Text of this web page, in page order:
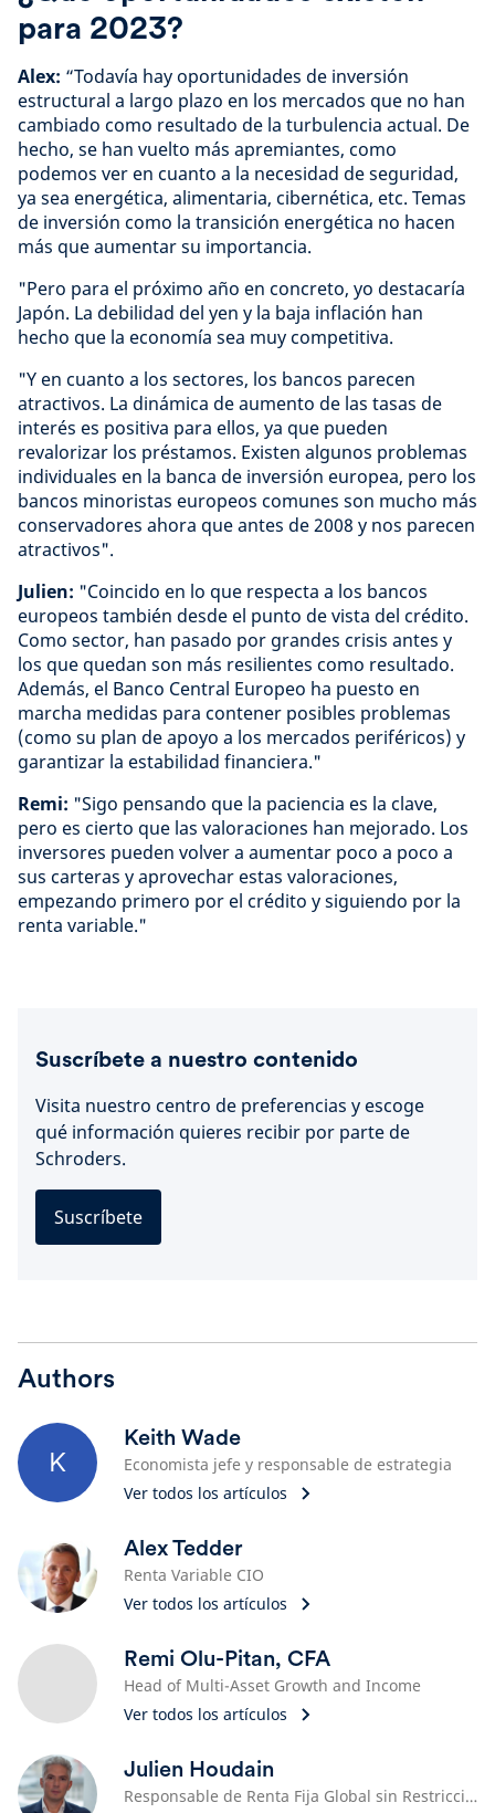
para 2023?
Alex: “Todavía hay oportunidades de inversión
estructural a largo plazo en los mercados que no han
cambiado como resultado de la turbulencia actual. De
hecho, se han vuelto más apremiantes, como
podemos ver en cuanto a la necesidad de seguridad,
ya sea energética, alimentaria, cibernética, etc. Temas
de inversión como la transición energética no hacen
más que aumentar su importancia.
"Pero para el próximo año en concreto, yo destacaría
Japón. La debilidad del yen y la baja inflación han
hecho que la economía sea muy competitiva.
"Y en cuanto a los sectores, los bancos parecen
atractivos. La dinámica de aumento de las tasas de
interés es positiva para ellos, ya que pueden
revalorizar los préstamos. Existen algunos problemas
individuales en la banca de inversión europea, pero los
bancos minoristas europeos comunes son mucho más
conservadores ahora que antes de 2008 y nos parecen
atractivos".
Julien: "Coincido en lo que respecta a los bancos
europeos también desde el punto de vista del crédito.
Como sector, han pasado por grandes crisis antes y
los que quedan son más resilientes como resultado.
Además, el Banco Central Europeo ha puesto en
marcha medidas para contener posibles problemas
(como su plan de apoyo a los mercados periféricos) y
garantizar la estabilidad financiera."
Remi: "Sigo pensando que la paciencia es la clave,
pero es cierto que las valoraciones han mejorado. Los
inversores pueden volver a aumentar poco a poco a
sus carteras y aprovechar estas valoraciones,
empezando primero por el crédito y siguiendo por la
renta variable."
Suscríbete a nuestro contenido
Visita nuestro centro de preferencias y escoge
qué información quieres recibir por parte de
Schroders.
Suscríbete
Authors
K
Keith Wade
Economista jefe y responsable de estrategia
Ver todos los artículos
Alex Tedder
Renta Variable CIO
Ver todos los artículos
Remi Olu-Pitan, CFA
Head of Multi-Asset Growth and Income
Ver todos los artículos
Julien Houdain
Responsable de Renta Fija Global sin Restricciones en Schroders